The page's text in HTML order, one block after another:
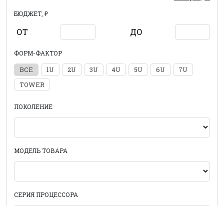
БЮДЖЕТ, ₽
ОТ ДО
ФОРМ-ФАКТОР
ВСЕ 1U 2U 3U 4U 5U 6U
7U
TOWER
ПОКОЛЕНИЕ
МОДЕЛЬ ТОВАРА
СЕРИЯ ПРОЦЕССОРА